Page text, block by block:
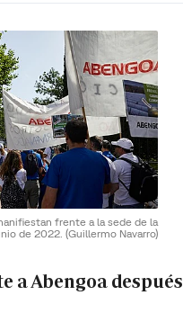
frente a la sede de la
de 2022. (Guillermo Navarro)
a Abengoa después